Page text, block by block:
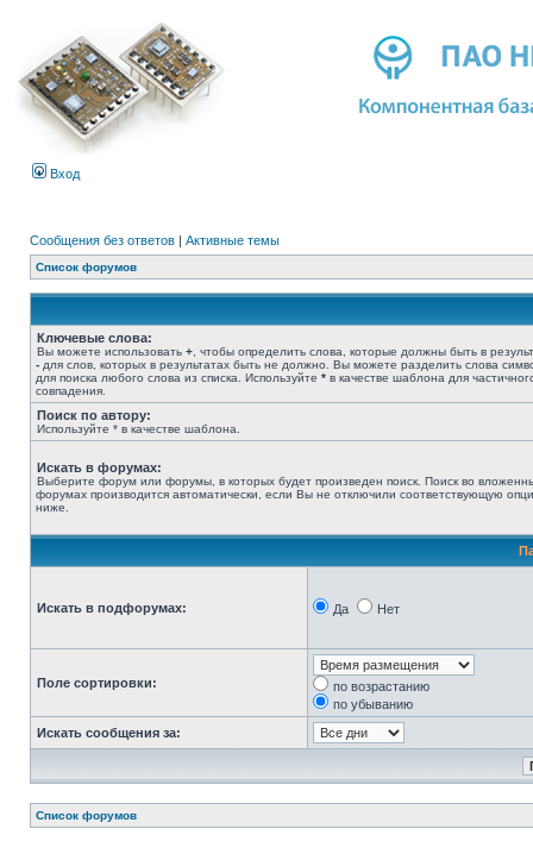
Вход
Сообщения без ответов | Активные темы
Список форумов
Ключевые слова:
Вы можете использовать + , чтобы определить слова, которые должны быть в
- для слов, которых в результатах быть не должно. Вы можете разделить слова
для поиска любого слова из списка. Используйте * в качестве шаблона для
совпадения.
Поиск по автору:
Используйте * в качестве шаблона.
Искать в форумах:
Выберите форум или форумы, в которых будет произведен поиск. Поиск во
форумах производится автоматически, если Вы не отключили соответствующую
ниже.
Искать в подфорумах: Да Нет
Поле сортировки:
по возрастанию
по убыванию
Искать сообщения за:
Список форумов